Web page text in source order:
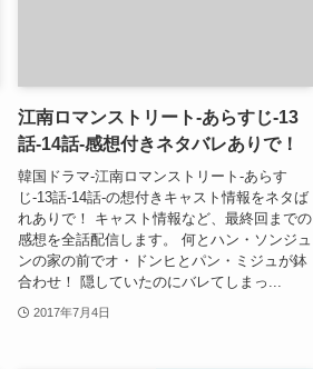
江南ロマンストリート-あらすじ-13
話-14話-感想付きネタバレありで！
韓国ドラマ-江南ロマンストリート-あらす
じ-13話-14話-の想付きキャスト情報をネタば
れありで！ キャスト情報など、最終回までの
感想を全話配信します。 何とハン・ソンジュ
ンの家の前でオ・ドンヒとパン・ミジュが鉢
合わせ！ 隠していたのにバレてしまっ...
2017年7月4日